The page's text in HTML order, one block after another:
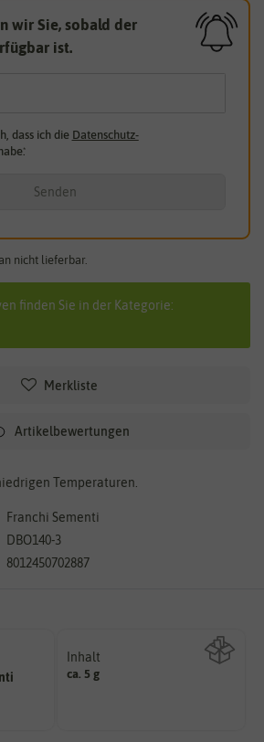
wir Sie, sobald der
ist.
dass ich die Daten­schutz­
*
Senden
nicht lieferbar.
finden Sie in der Kategorie:
Merkliste
Artikelbewertungen
Temperaturen.
Franchi Sementi
DBO140-3
8012450702887
Inhalt
ca. 5 gWie viel ist enthalten